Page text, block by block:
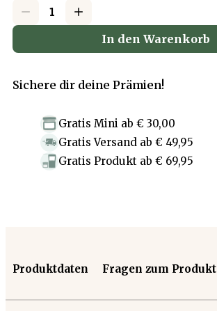
In den Warenkorb
Sichere dir deine Prämien!
Gratis Mini ab € 30,00
Gratis Versand ab € 49,95
Gratis Produkt ab € 69,95
Produktdaten Fragen zum Produkt